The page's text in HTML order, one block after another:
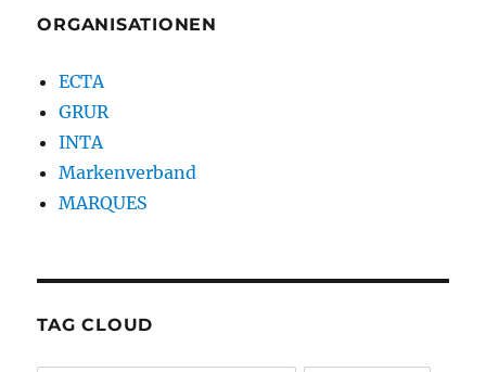
ORGANISATIONEN
ECTA
GRUR
INTA
Markenverband
MARQUES
TAG CLOUD